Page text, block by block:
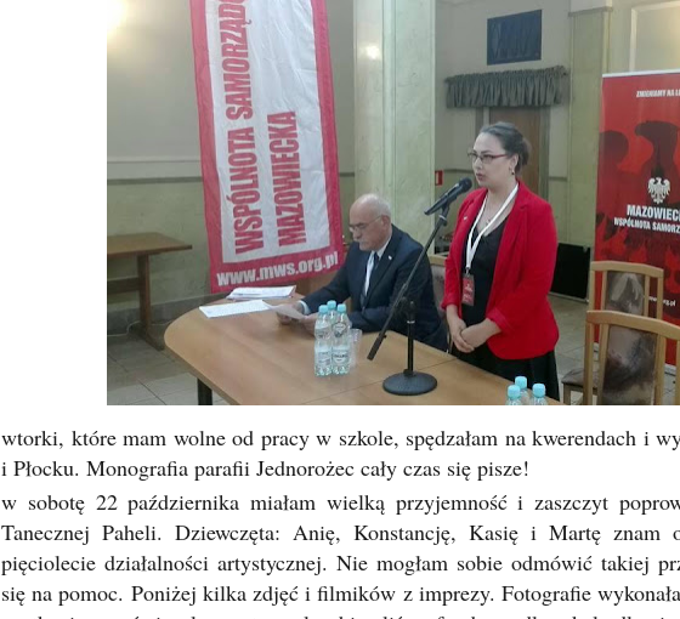
wtorki, które mam wolne od pracy w szkole, spędzałam na kwerendach i
i Płocku. Monografia parafii Jednorożec cały czas się pisze!
w sobotę 22 października miałam wielką przyjemność i zaszczyt
Tanecznej Paheli. Dziewczęta: Anię, Konstancję, Kasię i Martę
pięciolecie działalności artystycznej. Nie mogłam sobie odmówić takiej
się na pomoc. Poniżej kilka zdjęć i filmików z imprezy. Fotografie